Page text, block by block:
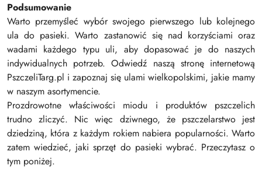
Podsumowanie
Warto przemyśleć wybór swojego pierwszego lub kolejnego
ula do pasieki. Warto zastanowić się nad korzyściami oraz
wadami każdego typu uli, aby dopasować je do naszych
indywidualnych potrzeb. Odwiedź naszą stronę internetową
PszczeliTarg.pl i zapoznaj się ulami wielkopolskimi, jakie mamy
w naszym asortymencie.
Prozdrowotne właściwości miodu i produktów pszczelich
trudno zliczyć. Nic więc dziwnego, że pszczelarstwo jest
dziedziną, która z każdym rokiem nabiera popularności. Warto
zatem wiedzieć, jaki sprzęt do pasieki wybrać. Przeczytasz o
tym poniżej.